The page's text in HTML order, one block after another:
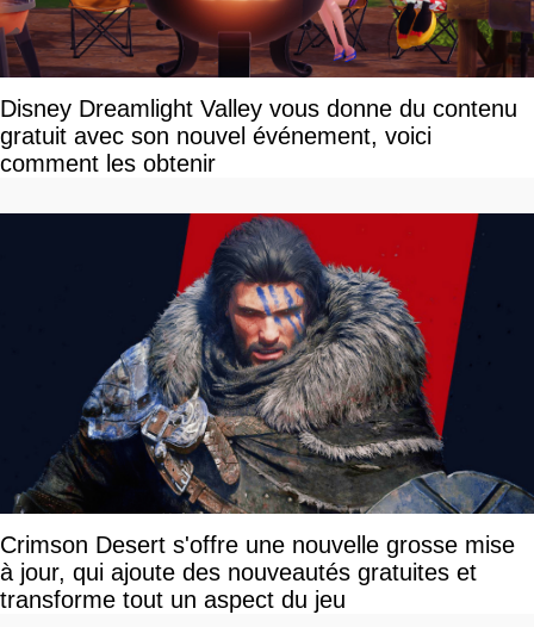
Disney Dreamlight Valley vous donne du contenu
gratuit avec son nouvel événement, voici
comment les obtenir
Crimson Desert s'offre une nouvelle grosse mise
à jour, qui ajoute des nouveautés gratuites et
transforme tout un aspect du jeu